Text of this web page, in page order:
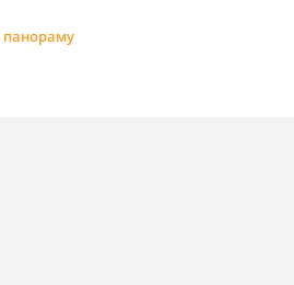
панораму